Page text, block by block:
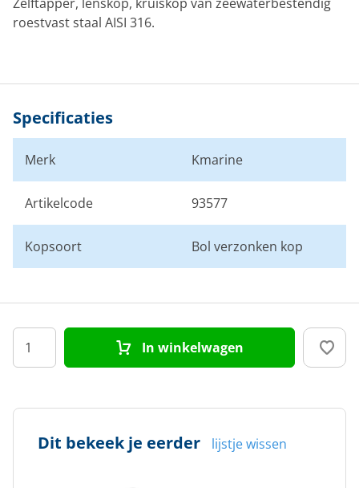
roestvast staal AISI 316.
Specificaties
Merk Kmarine
Artikelcode 93577
Kopsoort Bol verzonken kop
In winkelwagen
Dit bekeek je eerder lijstje wissen